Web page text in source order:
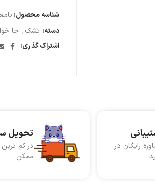
شناسه محصول:
دسته: تشک, جا
اشتراک گذاری:
رایگان در
تحویل
در کم ترین
ممکن